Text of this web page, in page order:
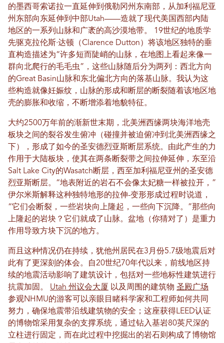
的墨西哥索诺拉一直延伸到俄勒冈州东南部，从加利福尼亚
州东部向东延伸到中部Utah——造就了现代美国西部内陆
地区的一系列山脉和广袤的高沙漠地带。 19世纪的地质学
先驱克拉伦斯·达顿（Clarence Dutton）将该地区独特的垂
直构造描述为“许多短而陡峭的山脉，在地图上看起来像一
群向北爬行的毛毛虫”，这些山脉随后分为两列：西北方向
的Great Basin山脉和东北偏北方向的落基山脉。我认为这
些构造就像妊娠纹，山脉的形成和断层的断裂随着该地区地
壳的膨胀和收缩，不断增添着地貌特征。
大约2500万年前的渐新世末期，北美洲西缘两块海洋地壳
板块之间的裂谷发生俯冲（碰撞并被迫俯冲到北美洲西缘之
下），形成了如今的圣安德烈亚斯断层系统。由此产生的力
作用于大陆板块，使其在两条断裂带之间拉伸延伸，东至沿
Salt Lake City的Wasatch断层，西至加利福尼亚州的圣安德
烈亚斯断层。“地表附近的岩石不会像太妃糖一样被拉开，”
伊尔米斯解释这种独特地形的拉伸-变形形成过程时说道，
“它们会断裂，一些岩块向上隆起，一些向下沉降。”那些向
上隆起的岩块？它们就成了山脉。盆地（你猜对了）是重力
作用导致方块下沉的地方。
而且这种情况仍在持续，犹他州居民在3月份5.7级地震后对
此有了更深刻的体会。自20世纪70年代以来，前线地区持
续的地震活动影响了建筑设计，包括对一些地标性建筑进行
抗震加固。 Utah 州议会大厦 以及周围的建筑物 圣殿广场
参观NHMU的游客可以亲眼目睹科学家和工程师如何共同
努力，确保地震带沿线建筑物的安全；这座获得LEED认证
的博物馆采用复杂的支撑系统，通过钻入基岩80英尺深的
立柱进行固定，而在此过程中挖掘出的岩石则构成了博物馆